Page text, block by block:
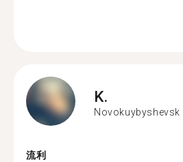
K.
Novokuybyshevsk
流利